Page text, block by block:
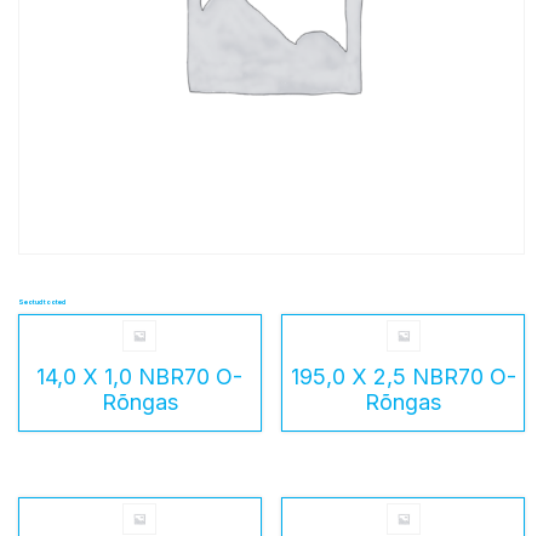
Seotud tooted
14,0 X 1,0 NBR70 O-
Rõngas
195,0 X 2,5 NBR70 O-
Rõngas